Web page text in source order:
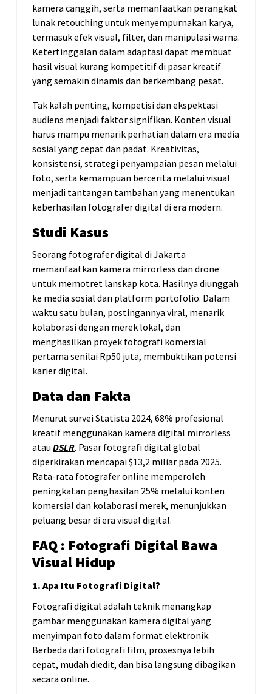
kamera canggih, serta memanfaatkan perangkat
lunak retouching untuk menyempurnakan karya,
termasuk efek visual, filter, dan manipulasi warna.
Ketertinggalan dalam adaptasi dapat membuat
hasil visual kurang kompetitif di pasar kreatif
yang semakin dinamis dan berkembang pesat.
Tak kalah penting, kompetisi dan ekspektasi
audiens menjadi faktor signifikan. Konten visual
harus mampu menarik perhatian dalam era media
sosial yang cepat dan padat. Kreativitas,
konsistensi, strategi penyampaian pesan melalui
foto, serta kemampuan bercerita melalui visual
menjadi tantangan tambahan yang menentukan
keberhasilan fotografer digital di era modern.
Studi Kasus
Seorang fotografer digital di Jakarta
memanfaatkan kamera mirrorless dan drone
untuk memotret lanskap kota. Hasilnya diunggah
ke media sosial dan platform portofolio. Dalam
waktu satu bulan, postingannya viral, menarik
kolaborasi dengan merek lokal, dan
menghasilkan proyek fotografi komersial
pertama senilai Rp50 juta, membuktikan potensi
karier digital.
Data dan Fakta
Menurut survei Statista 2024, 68% profesional
kreatif menggunakan kamera digital mirrorless
atau DSLR. Pasar fotografi digital global
diperkirakan mencapai $13,2 miliar pada 2025.
Rata-rata fotografer online memperoleh
peningkatan penghasilan 25% melalui konten
komersial dan kolaborasi merek, menunjukkan
peluang besar di era visual digital.
FAQ : Fotografi Digital Bawa
Visual Hidup
1. Apa Itu Fotografi Digital?
Fotografi digital adalah teknik menangkap
gambar menggunakan kamera digital yang
menyimpan foto dalam format elektronik.
Berbeda dari fotografi film, prosesnya lebih
cepat, mudah diedit, dan bisa langsung dibagikan
secara online.